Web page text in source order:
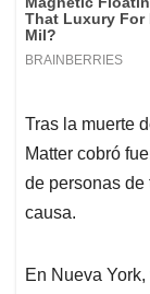
Tras la muerte
Matter cobró
de personas de
causa.
En Nueva